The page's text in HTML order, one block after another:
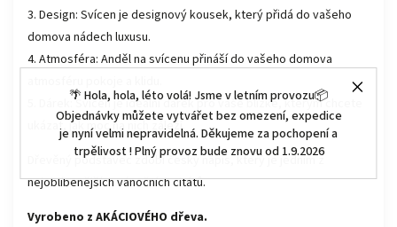
🌴 Hola, hola, léto volá! Jsme v letním provozu📦
Objednávky můžete vytvářet bez omezení, expedice
je nyní velmi nepravidelná. Děkujeme za pochopení a
trpělivost ! Plný provoz bude znovu od 1.9.2026
3. Design: Svícen je designový kousek, který přidá do vašeho
domova nádech luxusu.
4. Atmosféra: Anděl na svícenu přináší do vašeho domova
5. Dárek: Svícen je ideální dárek pro vaše blízké, kterým chcete
ukázat, jak moc na nich záleží.
Dřevěný podstavec zdobí český nápis, který je jedním z
nejoblíbenějších vánočních citátů.
Vyrobeno z AKÁCIOVÉHO dřeva.